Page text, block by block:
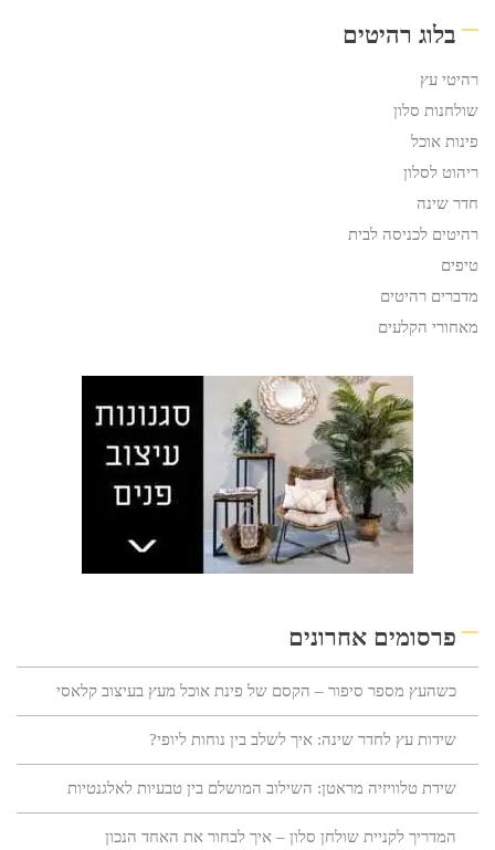
בלוג רהיטים
רהיטי עץ
שולחנות סלון
פינות אוכל
ריהוט לסלון
חדר שינה
רהיטים לכניסה לבית
טיפים
מדברים רהיטים
מאחורי הקלעים
פרסומים אחרונים
כשהעץ מספר סיפור – הקסם של פינת אוכל מעץ בעיצוב קלאסי
שידות עץ לחדר שינה: איך לשלב בין נוחות ליופי?
שידת טלוויזיה מראטן: השילוב המושלם בין טבעיות לאלגנטיות
המדריך לקניית שולחן סלון – איך לבחור את האחד הנכון